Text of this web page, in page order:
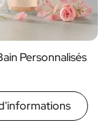
Personnalisés